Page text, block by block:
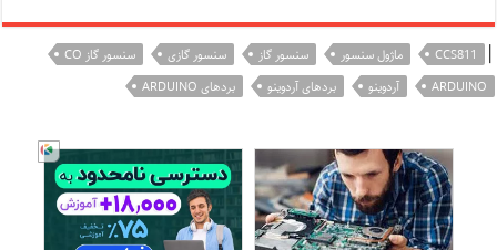
|
CCS811 ماژول سنسور سنسور گاز سنسور گازی
سنسور گاز CO
ARDUINO
آردوینو بردهای آردوینو بردهای ARDUINO